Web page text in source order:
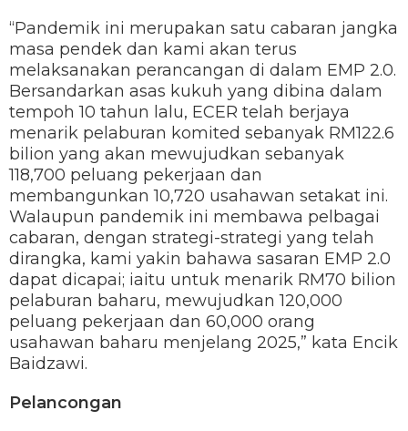
“Pandemik ini merupakan satu cabaran jangka
masa pendek dan kami akan terus
melaksanakan perancangan di dalam EMP 2.0.
Bersandarkan asas kukuh yang dibina dalam
tempoh 10 tahun lalu, ECER telah berjaya
menarik pelaburan komited sebanyak RM122.6
bilion yang akan mewujudkan sebanyak
118,700 peluang pekerjaan dan
membangunkan 10,720 usahawan setakat ini.
Walaupun pandemik ini membawa pelbagai
cabaran, dengan strategi-strategi yang telah
dirangka, kami yakin bahawa sasaran EMP 2.0
dapat dicapai; iaitu untuk menarik RM70 bilion
pelaburan baharu, mewujudkan 120,000
peluang pekerjaan dan 60,000 orang
usahawan baharu menjelang 2025,” kata Encik
Baidzawi.
Pelancongan